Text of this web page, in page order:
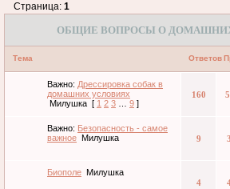
ОБЩИЕ ВОПРОСЫ О
Страница:1
Тема Ответов
Важно: Дрессировка собак в
домашних условиях
Милушка [ 1 2 3 9 ]
160
Важно: Безопасность - самое
важное Милушка 9
Биополе Милушка
4